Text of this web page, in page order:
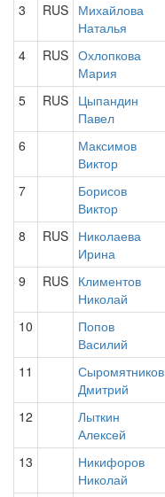
3 RUS Михайлова
Наталья
4 RUS Охлопкова
Мария
5 RUS Цыпандин
Павел
6
Максимов
Виктор
7
Борисов
Виктор
8 RUS Николаева
Ирина
9 RUS Климентов
Николай
10
Попов
Василий
11
Сыромятников
Дмитрий
12
Лыткин
Алексей
13
Никифоров
Николай